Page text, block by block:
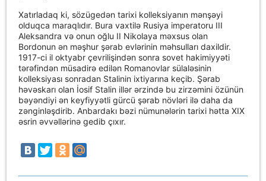
Xatırladaq ki, sözügedən tarixi kolleksiyanın mənşəyi
olduqca maraqlıdır. Bura vaxtilə Rusiya imperatoru III
Aleksandra və onun oğlu II Nikolaya məxsus olan
Bordonun ən məşhur şərab evlərinin məhsulları daxildir.
1917-ci il oktyabr çevrilişindən sonra sovet hakimiyyəti
tərəfindən müsadirə edilən Romanovlar sülaləsinin
kolleksiyası sonradan Stalinin ixtiyarına keçib. Şərab
həvəskarı olan İosif Stalin illər ərzində bu zirzəmini özünün
bəyəndiyi ən keyfiyyətli gürcü şərab növləri ilə daha da
zənginləşdirib. Anbardakı bəzi nümunələrin tarixi hətta XIX
əsrin əvvəllərinə gedib çıxır.